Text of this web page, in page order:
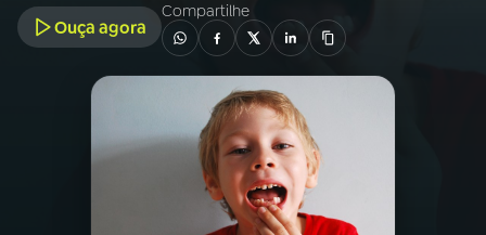
PROGRAMAS
Ouça agora
Compartilhe